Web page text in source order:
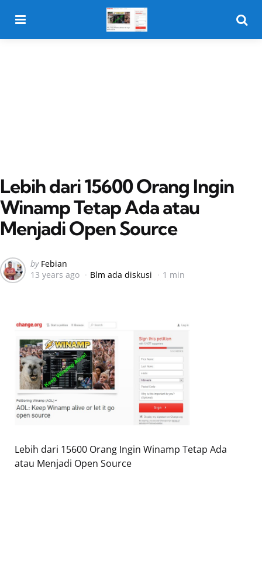
Lebih dari 15600 Orang Ingin
Winamp Tetap Ada atau
Menjadi Open Source
Posted
by
by Febian
13 years ago
Blm ada diskusi 1 min
Lebih dari 15600 Orang Ingin Winamp Tetap Ada
atau Menjadi Open Source